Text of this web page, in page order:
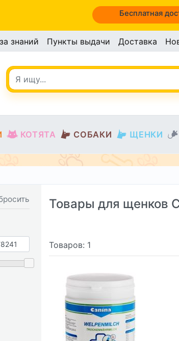
Бесплатная
знаний Пункты выдачи Доставка
КОТЯТА СОБАКИ ЩЕНКИ
Товары для щенков
Товаров: 1